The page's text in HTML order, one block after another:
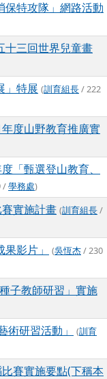
保特攻隊」網路活動
十三回世界兒童畫
」特展 (訓育組長/ 222
度山野教育推廣實
「甄選登山教育、
/學務處)
實施計畫 (訓育組長/
影片」 (吳恆杰/ 230
子教師研習」實施
術研習活動」 (訓育
賽實施要點(下稱本